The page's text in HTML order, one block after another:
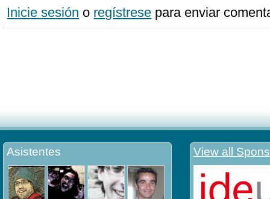
Inicie sesión o regístrese para enviar
Asistentes View all